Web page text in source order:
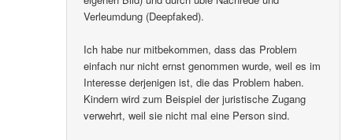
Verleumdung (Deepfaked).
Ich habe nur mitbekommen, dass das Problem
einfach nur nicht ernst genommen wurde, weil es im
Interesse derjenigen ist, die das Problem haben.
Kindern wird zum Beispiel der juristische Zugang
verwehrt, weil sie nicht mal eine Person sind.